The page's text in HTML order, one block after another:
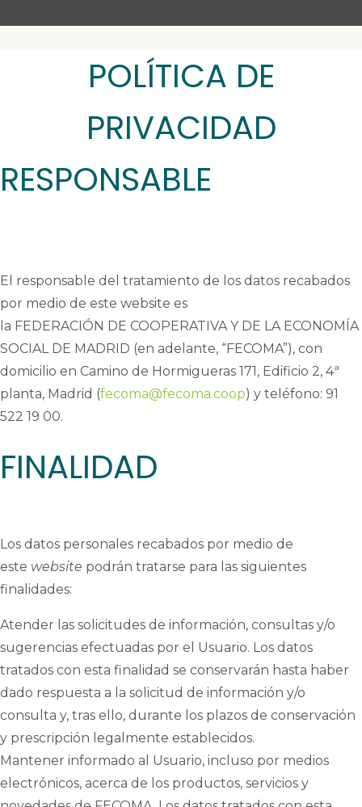
POLÍTICA DE
PRIVACIDAD
RESPONSABLE
El responsable del tratamiento de los datos recabados
por medio de este website es
la FEDERACIÓN DE COOPERATIVA Y DE LA ECONOMÍA
SOCIAL DE MADRID (en adelante, “FECOMA”), con
domicilio en Camino de Hormigueras 171, Edificio 2, 4ª
planta, Madrid (fecoma@fecoma.coop) y teléfono: 91
522 19 00.
FINALIDAD
Los datos personales recabados por medio de
este website podrán tratarse para las siguientes
finalidades:
Atender las solicitudes de información, consultas y/o
sugerencias efectuadas por el Usuario. Los datos
tratados con esta finalidad se conservarán hasta haber
dado respuesta a la solicitud de información y/o
consulta y, tras ello, durante los plazos de conservación
y prescripción legalmente establecidos.
Mantener informado al Usuario, incluso por medios
electrónicos, acerca de los productos, servicios y